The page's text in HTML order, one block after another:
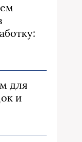
для
и